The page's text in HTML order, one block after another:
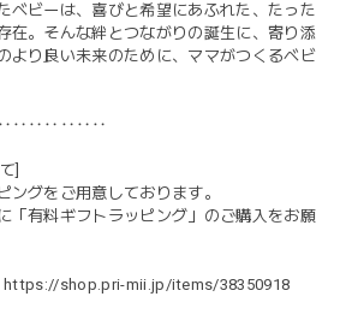
ベビーは、喜びと希望にあふれた、たった
在。そんな絆とつながりの誕生に、寄り添
より良い未来のために、ママがつくるベビ
]
ングをご用意しております。
「有料ギフトラッピング」のご購入をお願
https://shop.pri-mii.jp/items/38350918